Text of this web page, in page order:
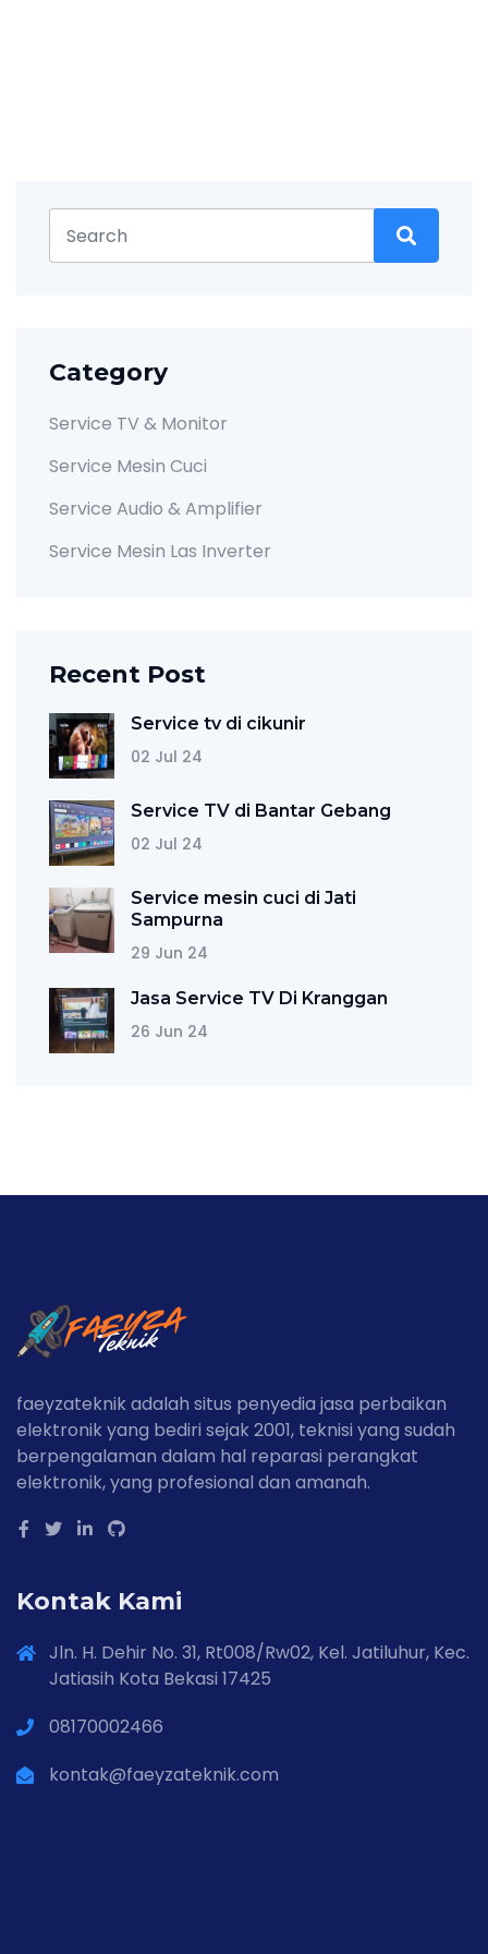
Category
Service TV & Monitor
Service Mesin Cuci
Service Audio & Amplifier
Service Mesin Las Inverter
Recent Post
Service tv di cikunir
02 Jul 24
Service TV di Bantar Gebang
02 Jul 24
Service mesin cuci di Jati
Sampurna
29 Jun 24
Jasa Service TV Di Kranggan
26 Jun 24
faeyzateknik adalah situs penyedia jasa perbaikan
elektronik yang bediri sejak 2001, teknisi yang sudah
berpengalaman dalam hal reparasi perangkat
elektronik, yang profesional dan amanah.
Kontak Kami
Jln. H. Dehir No. 31, Rt008/Rw02, Kel. Jatiluhur, Kec.
Jatiasih Kota Bekasi 17425
08170002466
kontak@faeyzateknik.com